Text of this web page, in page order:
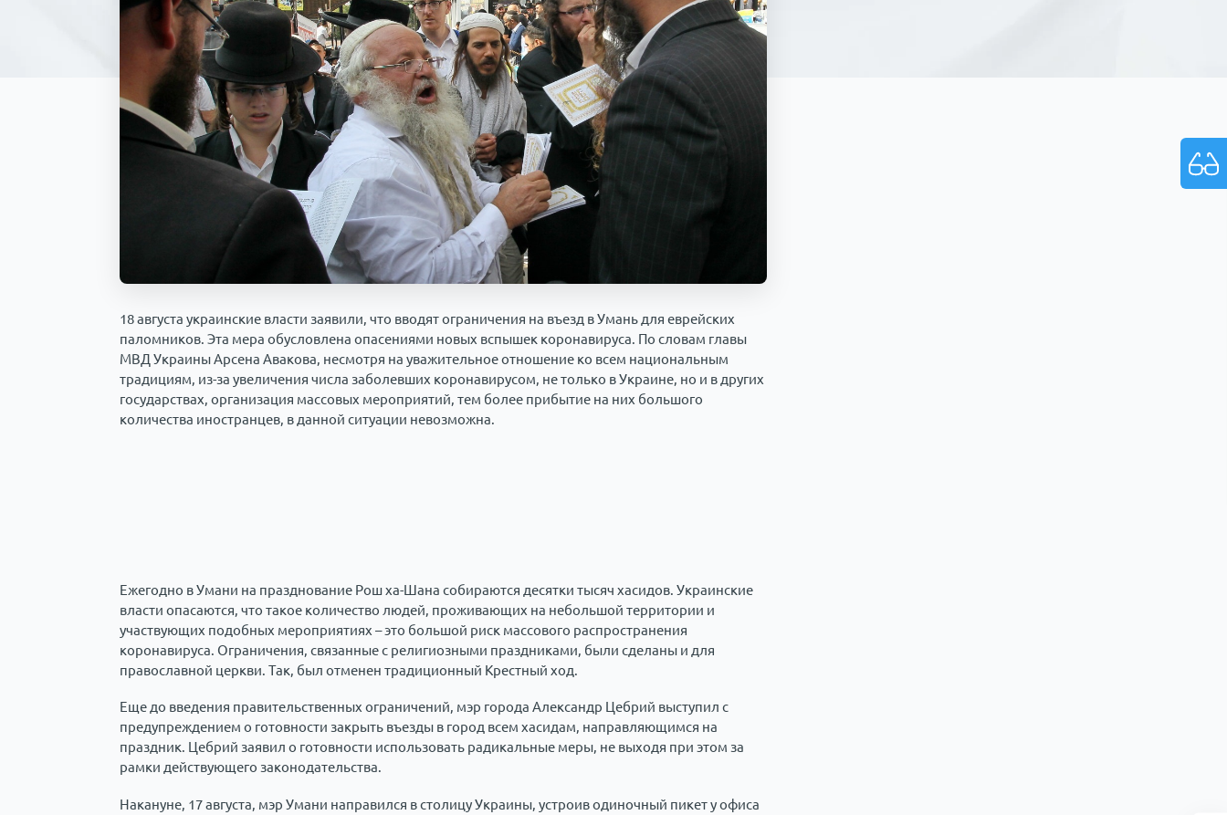
18 августа украинские власти заявили, что вводят ограничения на въезд в Умань для еврейских
паломников. Эта мера обусловлена опасениями новых вспышек коронавируса. По словам главы
МВД Украины Арсена Авакова, несмотря на уважительное отношение ко всем национальным
традициям, из-за увеличения числа заболевших коронавирусом, не только в Украине, но и в других
государствах, организация массовых мероприятий, тем более прибытие на них большого
количества иностранцев, в данной ситуации невозможна.
Ежегодно в Умани на празднование Рош ха-Шана собираются десятки тысяч хасидов. Украинские
власти опасаются, что такое количество людей, проживающих на небольшой территории и
участвующих подобных мероприятиях – это большой риск массового распространения
коронавируса. Ограничения, связанные с религиозными праздниками, были сделаны и для
православной церкви. Так, был отменен традиционный Крестный ход.
Еще до введения правительственных ограничений, мэр города Александр Цебрий выступил с
предупреждением о готовности закрыть въезды в город всем хасидам, направляющимся на
праздник. Цебрий заявил о готовности использовать радикальные меры, не выходя при этом за
рамки действующего законодательства.
Накануне, 17 августа, мэр Умани направился в столицу Украины, устроив одиночный пикет у офиса